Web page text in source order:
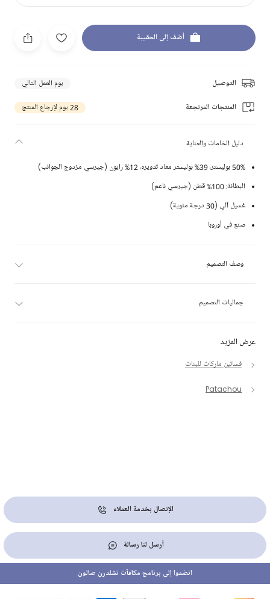
أضف إلى الحقيبة
التوصيل يوم العمل التالي
المنتجات المرتجعة 28 يوم لإرجاع المنتج
عرض المزيد
فساتين ماركات للبنات
Patachou
دليل الخامات والعناية
50% بوليستر، 39% بوليستر معاد تدويره، 12% رايون (جيرسي مزدوج الجوانب)
البطانة: 100% قطن (جيرسي ناعم)
غسيل آلي (30 درجة مئوية)
صنع في أوروبا
وصف التصميم
جماليات التصميم
الإتصال بخدمة العملاء
أرسل لنا رسالة
انضموا إلى برنامج مكافآت تشلدرن صالون